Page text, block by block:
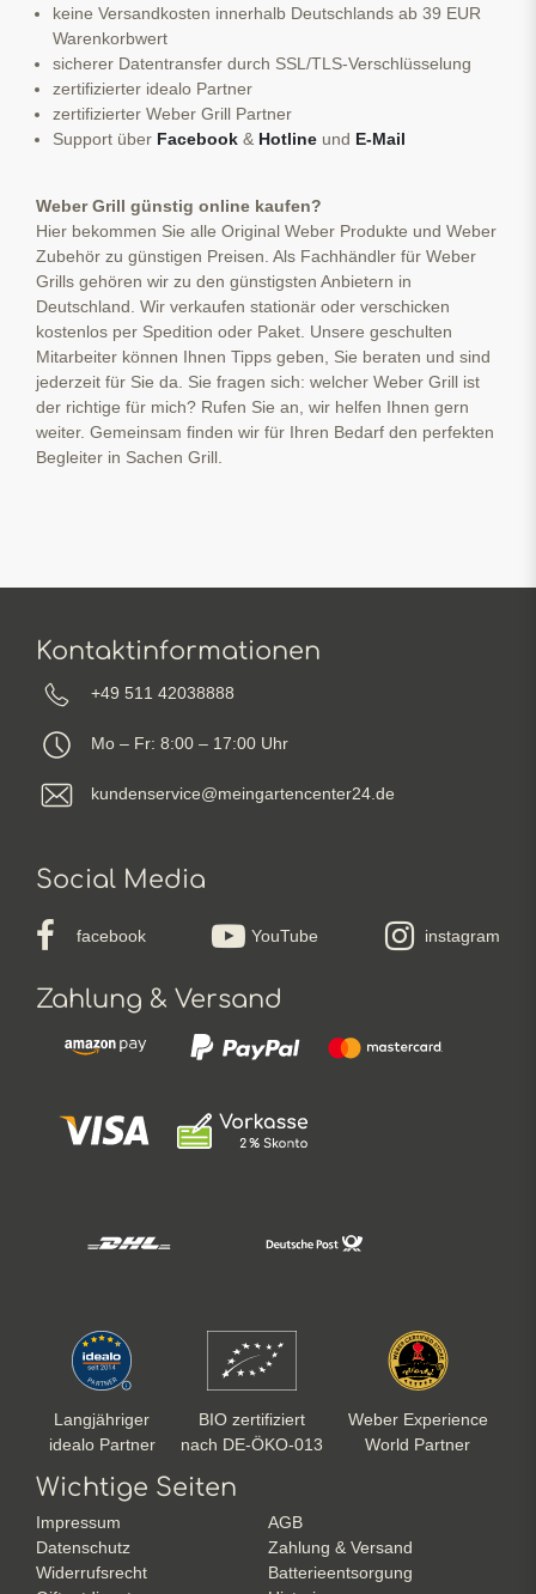
keine Versandkosten innerhalb Deutschlands ab 39 EUR
Warenkorbwert
sicherer Datentransfer durch SSL/TLS-Verschlüsselung
zertifizierter idealo Partner
zertifizierter Weber Grill Partner
Support über Facebook & Hotline und E-Mail
Weber Grill günstig online kaufen?
Hier bekommen Sie alle Original Weber Produkte und Weber
Zubehör zu günstigen Preisen. Als Fachhändler für Weber
Grills gehören wir zu den günstigsten Anbietern in
Deutschland. Wir verkaufen stationär oder verschicken
kostenlos per Spedition oder Paket. Unsere geschulten
Mitarbeiter können Ihnen Tipps geben, Sie beraten und sind
jederzeit für Sie da. Sie fragen sich: welcher Weber Grill ist
der richtige für mich? Rufen Sie an, wir helfen Ihnen gern
weiter. Gemeinsam finden wir für Ihren Bedarf den perfekten
Begleiter in Sachen Grill.
Kontaktinformationen
+49 511 42038888
Mo – Fr: 8:00 – 17:00 Uhr
kundenservice@meingartencenter24.de
Social Media
facebook YouTube instagram
Zahlung & Versand
Langjähriger
idealo Partner
BIO zertifiziert
nach DE-ÖKO-013
Weber Experience
World Partner
Wichtige Seiten
Impressum
AGB
Datenschutz
Zahlung & Versand
Widerrufsrecht
Batterieentsorgung